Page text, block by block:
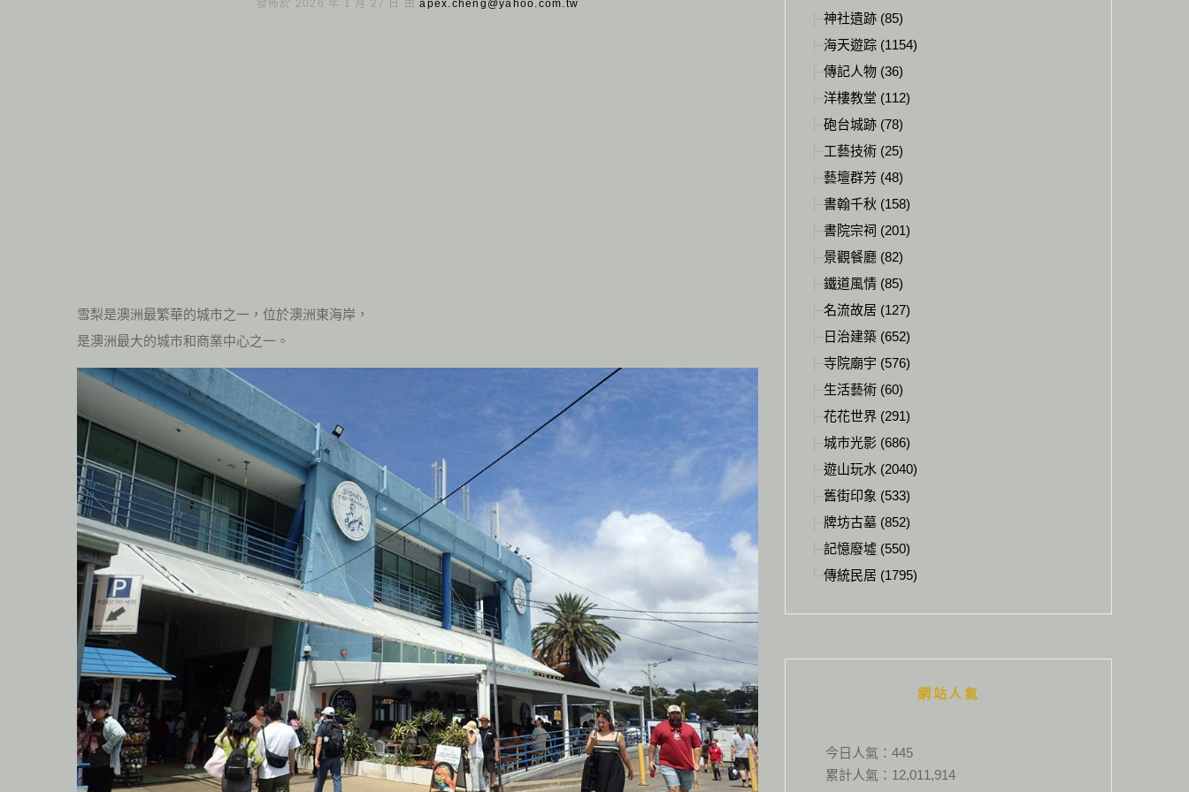
發佈於 2026 年 1 月 27 日 由apex.cheng@yahoo.com.tw
雪梨是澳洲最繁華的城市之一，位於澳洲東海岸，
是澳洲最大的城市和商業中心之一。
神社遺跡 (85)
海天遊踪 (1154)
傳記人物 (36)
洋樓教堂 (112)
砲台城跡 (78)
工藝技術 (25)
藝壇群芳 (48)
書翰千秋 (158)
書院宗祠 (201)
景觀餐廳 (82)
鐵道風情 (85)
名流故居 (127)
日治建築 (652)
寺院廟宇 (576)
生活藝術 (60)
花花世界 (291)
城市光影 (686)
遊山玩水 (2040)
舊街印象 (533)
牌坊古墓 (852)
記憶廢墟 (550)
傳統民居 (1795)
網站人氣
今日人氣： 445
累計人氣： 12,011,914